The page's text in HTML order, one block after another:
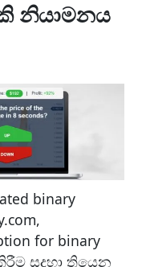
නියාමනය
binary
for binary
සදහා තියෙන